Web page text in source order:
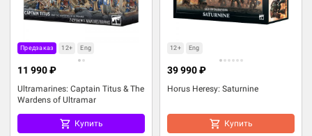
Предзаказ 12+ Eng
Ultramarines: Captain Titus & The
Wardens of Ultramar
11 990 ₽
Купить
12+ Eng
Horus Heresy: Saturnine
39 990 ₽
Купить